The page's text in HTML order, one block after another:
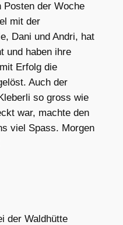
Posten der Woche
mit der
Dani und Andri, hat
und haben ihre
Erfolg die
Auch der
so gross wie
war, machte den
viel Spass. Morgen
der Waldhütte